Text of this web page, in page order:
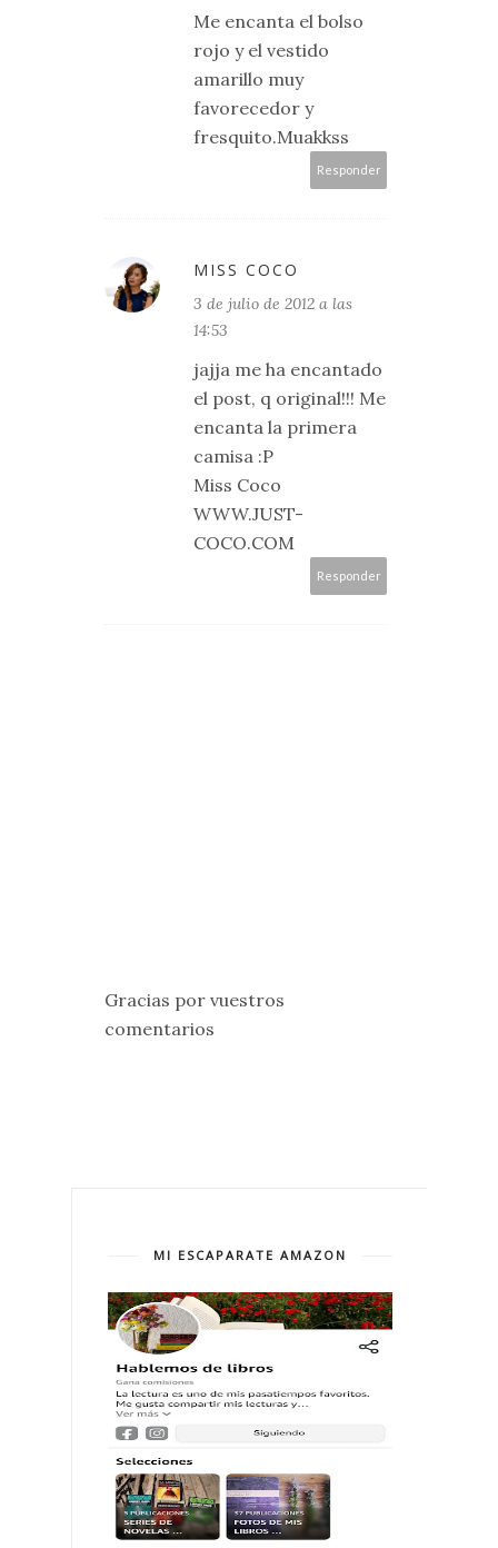
Me encanta el bolso
rojo y el vestido
amarillo muy
favorecedor y
fresquito.Muakkss
Responder
MISS COCO
3 de julio de 2012 a las
14:53
jajja me ha encantado
el post, q original!!! Me
encanta la primera
camisa :P
Miss Coco
WWW.JUST-
COCO.COM
Responder
Gracias por vuestros
comentarios
MI ESCAPARATE AMAZON